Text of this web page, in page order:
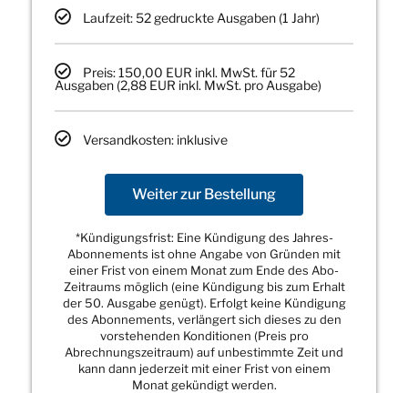
Laufzeit: 52 gedruckte Ausgaben (1 Jahr)
Preis: 150,00 EUR inkl. MwSt. für 52
Ausgaben (2,88 EUR inkl. MwSt. pro Ausgabe)
Versandkosten: inklusive
Weiter zur Bestellung
*Kündigungsfrist: Eine Kündigung des Jahres-
Abonnements ist ohne Angabe von Gründen mit
einer Frist von einem Monat zum Ende des Abo-
Zeitraums möglich (eine Kündigung bis zum Erhalt
der 50. Ausgabe genügt). Erfolgt keine Kündigung
des Abonnements, verlängert sich dieses zu den
vorstehenden Konditionen (Preis pro
Abrechnungszeitraum) auf unbestimmte Zeit und
kann dann jederzeit mit einer Frist von einem
Monat gekündigt werden.